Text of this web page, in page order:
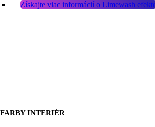
Získajte viac informácií o Limewash
FARBY INTERIÉR